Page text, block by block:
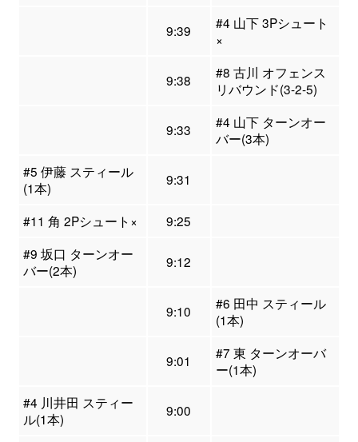
9:39
#4 山下 3Pシュート
×
9:38
#8 古川 オフェンス
リバウンド(3-2-5)
9:33
#4 山下 ターンオー
バー(3本)
#5 伊藤 スティール
(1本)
9:31
#11 角 2Pシュート×
9:25
#9 坂口 ターンオー
バー(2本)
9:12
9:10
#6 田中 スティール
(1本)
9:01
#7 東 ターンオーバ
ー(1本)
#4 川井田 スティー
ル(1本)
9:00